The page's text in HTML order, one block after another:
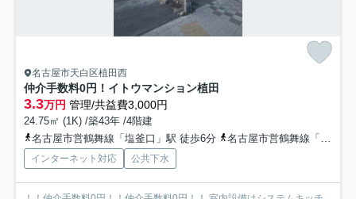
名古屋市天白区植田西
仲介手数料0円！イトウマンション植田
3.3万円 管理/共益費3,000円
24.75㎡ (1K) /築43年 /4階建
名古屋市営鶴舞線「塩釜口」駅 徒歩6分
名古屋市営鶴舞線「植田」駅 徒歩9分
インターネット対応 公共下水